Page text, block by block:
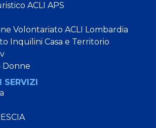
ACLI APS
Volontariato ACLI Lombardia
Inquilini Casa e Territorio
Donne
SERVIZI